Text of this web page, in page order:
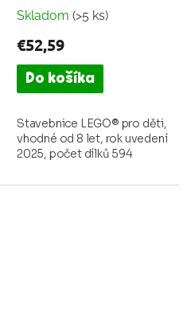
Skladom (>5 ks)
€52,59
Do košíka
Stavebnice LEGO® pro děti,
vhodné od 8 let, rok uvedení
2025, počet dílků 594